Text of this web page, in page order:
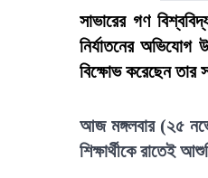
সাভারের গণ
নির্যাতনের অভিযোগ
বিক্ষোভ করেছেন তার
আজ মঙ্গলবার (২৫
শিক্ষার্থীকে রাতেই